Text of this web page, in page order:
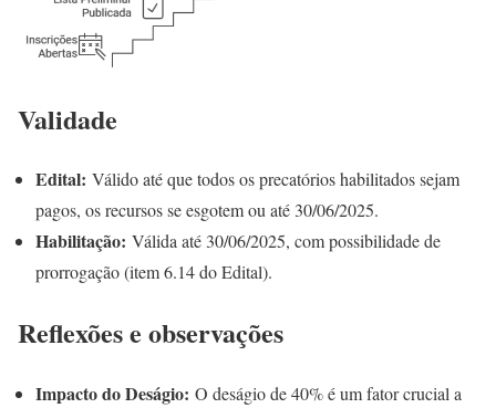
Validade
Edital: Válido até que todos os precatórios habilitados sejam
pagos, os recursos se esgotem ou até 30/06/2025.
Habilitação: Válida até 30/06/2025, com possibilidade de
prorrogação (item 6.14 do Edital).
Reflexões e observações
Impacto do Deságio: O deságio de 40% é um fator crucial a